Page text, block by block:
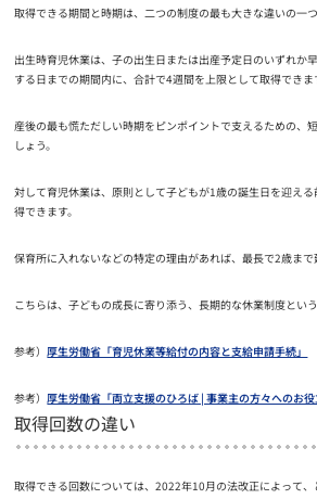
取得できる期間と時期は、二つの制度の最も大きな違いの一つ
出生時育児休業は、子の出生日または出産予定日のいずれか
する日までの期間内に、合計で4週間を上限として取得できま
産後の最も慌ただしい時期をピンポイントで支えるための、
しょう。
対して育児休業は、原則として子どもが1歳の誕生日を迎え
得できます。
保育所に入れないなどの特定の理由があれば、最長で2歳まで
こちらは、子どもの成長に寄り添う、長期的な休業制度とい
参考）厚生労働省「育児休業等給付の内容と支給申請手続」
参考）厚生労働省「両立支援のひろば | 事業主の方々へのお役
取得回数の違い
取得できる回数については、2022年10月の法改正によって